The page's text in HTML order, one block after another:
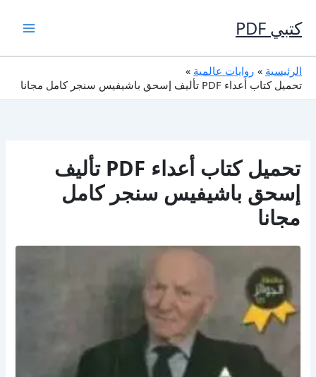
إلى
المحتوى
كتبي PDF
الرئيسية
روايات عالمية
تحميل كتاب أعداء PDF تأليف إسحق باشيفيس سنجر كامل مجانا
تحميل كتاب أعداء PDF تأليف
إسحق باشيفيس سنجر كامل
مجانا